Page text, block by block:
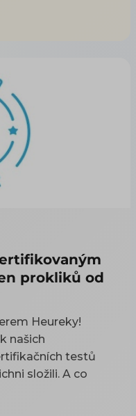
prokliků od
Heureky!
našich
testů
složili. A co